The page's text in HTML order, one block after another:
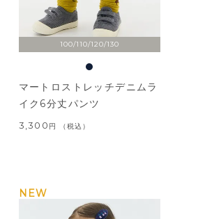
100/110/120/130
マートロストレッチデニムラ
イク6分丈パンツ
3,300 税込
NEW